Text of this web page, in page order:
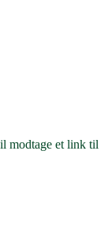
modtage et link til